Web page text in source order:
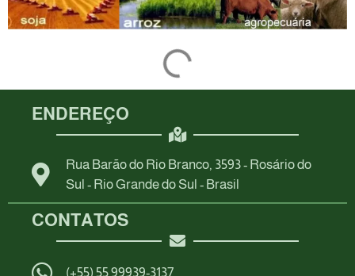
ENDEREÇO
Rua Barão do Rio Branco, 3593 - Rosário do
Sul - Rio Grande do Sul - Brasil
CONTATOS
(+55) 55 99939-3137